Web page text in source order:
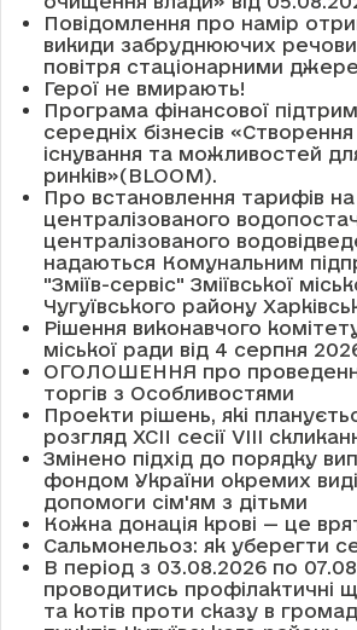
Повідомлення про намір
викиди забруднюючих
повітря стаціонарними
Герої не вмирають!
Програма фінансової
середніх бізнесів
існування та можливостей
ринків»(BLOOM).
Про встановлення тарифів
централізованого
централізованого
надаються Комунальним
"Зміїв-сервіс" Зміївської
Чугуївського району
Рішення виконавчого
міської ради від 4 серпня
ОГОЛОШЕННЯ про
торгів з Особливостями
Проекти рішень, які
розгляд XCII сесії VІІІ
Змінено підхід до порядку
фондом України окремих
допомоги сім'ям з дітьми
Кожна донація крові — це
Сальмонельоз: як уберегти
В період з 03.08.2026 по
проводитись профілактичні
та котів проти сказу в